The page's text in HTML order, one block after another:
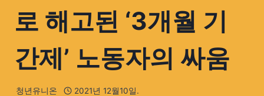
로 해고된 ‘3개월 기
간제’ 노동자의 싸움
청년유니온 2021년 12월10일.